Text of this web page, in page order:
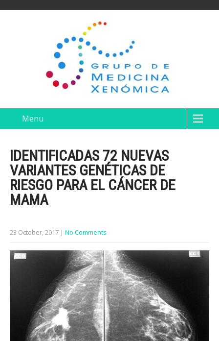
Menu
IDENTIFICADAS 72 NUEVAS
VARIANTES GENÉTICAS DE
RIESGO PARA EL CÁNCER DE
MAMA
23 October, 2017 | No Comments